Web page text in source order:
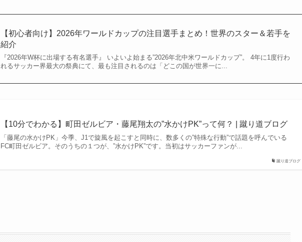
【初心者向け】2026年ワールドカップの注目選手まとめ！世界のスター＆若手を
紹介
『2026年W杯に出場する有名選手』 いよいよ始まる”2026年北中米ワールドカップ”。 4年に1度行わ
れるサッカー界最大の祭典にて、最も注目されるのは「どこの国が世界一に...
蹴り道ブログ
【10分でわかる】町田ゼルビア・藤尾翔太の”水かけPK”って何？ | 蹴り道ブログ
「藤尾の水かけPK」今季、J1で旋風を起こすと同時に、数多くの”特殊な行動”で話題を呼んでいる
FC町田ゼルビア。そのうちの１つが、”水かけPK”です。当初はサッカーファンが...